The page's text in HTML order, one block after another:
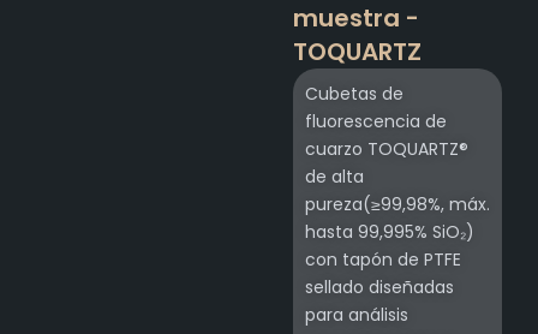
muestra -
TOQUARTZ
Cubetas de
fluorescencia de
cuarzo TOQUARTZ®
de alta
pureza(≥99,98%, máx.
hasta 99,995% SiO₂)
con tapón de PTFE
sellado diseñadas
para análisis